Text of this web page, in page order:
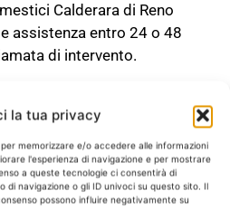
la tua privacy
memorizzare e/o accedere alle informazioni
l'esperienza di navigazione e per mostrare
a queste tecnologie ci consentirà di
di navigazione o gli ID univoci su questo sito. Il
possono influire negativamente su
Calderara di Reno
assistenza entro 24 o 48
di intervento.
di Reno
GARANZIA DI
Calderara di